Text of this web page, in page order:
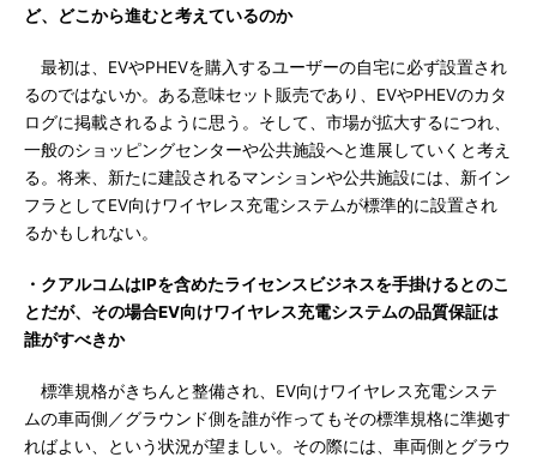
ど、どこから進むと考えているのか
最初は、EVやPHEVを購入するユーザーの自宅に必ず設置され
るのではないか。ある意味セット販売であり、EVやPHEVのカタ
ログに掲載されるように思う。そして、市場が拡大するにつれ、
一般のショッピングセンターや公共施設へと進展していくと考え
る。将来、新たに建設されるマンションや公共施設には、新イン
フラとしてEV向けワイヤレス充電システムが標準的に設置され
るかもしれない。
・クアルコムはIPを含めたライセンスビジネスを手掛けるとのこ
とだが、その場合EV向けワイヤレス充電システムの品質保証は
誰がすべきか
標準規格がきちんと整備され、EV向けワイヤレス充電システ
ムの車両側／グラウンド側を誰が作ってもその標準規格に準拠す
ればよい、という状況が望ましい。その際には、車両側とグラウ